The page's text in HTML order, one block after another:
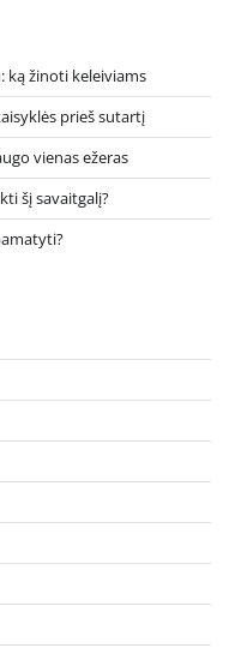
ką žinoti keleiviams
prieš sutartį
vienas ežeras
šį savaitgalį?